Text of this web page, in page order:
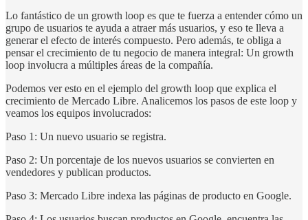
Lo fantástico de un growth loop es que te fuerza a entender cómo un
grupo de usuarios te ayuda a atraer más usuarios, y eso te lleva a
generar el efecto de interés compuesto. Pero además, te obliga a
pensar el crecimiento de tu negocio de manera integral: Un growth
loop involucra a múltiples áreas de la compañía.
Podemos ver esto en el ejemplo del growth loop que explica el
crecimiento de Mercado Libre. Analicemos los pasos de este loop y
veamos los equipos involucrados:
Paso 1: Un nuevo usuario se registra.
Paso 2: Un porcentaje de los nuevos usuarios se convierten en
vendedores y publican productos.
Paso 3: Mercado Libre indexa las páginas de producto en Google.